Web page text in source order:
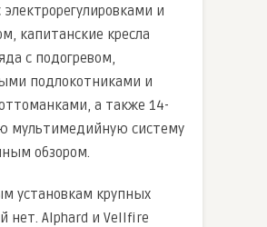
и
капитанские кресла
с подогревом,
подлокотниками и
а также 14-
мультимедийную систему
обзором.
установкам крупных
нет. Alphard и Vellfire